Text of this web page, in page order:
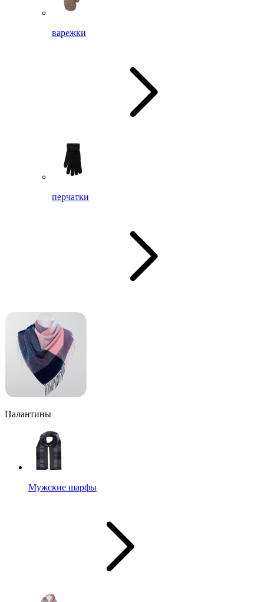
варежки
перчатки
Палантины
Мужские шарфы